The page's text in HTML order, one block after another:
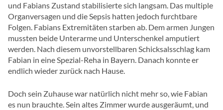
und Fabians Zustand stabilisierte sich langsam. Das multiple
Organversagen und die Sepsis hatten jedoch furchtbare
Folgen. Fabians Extremitäten starben ab. Dem armen Jungen
mussten beide Unterarme und Unterschenkel amputiert
werden. Nach diesem unvorstellbaren Schicksalsschlag kam
Fabian in eine Spezial-Reha in Bayern. Danach konnte er
endlich wieder zurück nach Hause.
Doch sein Zuhause war natürlich nicht mehr so, wie Fabian
es nun brauchte. Sein altes Zimmer wurde ausgeräumt, und